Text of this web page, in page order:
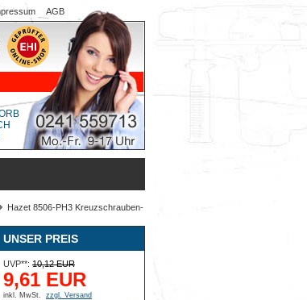
AGB
Hazet 8506-PH3 Kreuzschrauben-
UNSER PREIS
UVP**: 10,12 EUR
9,61 EUR
inkl. MwSt. zzgl. Versand